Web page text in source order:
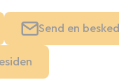
Send en besked